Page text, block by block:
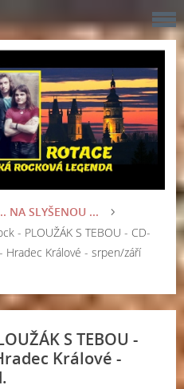
NA SLYŠENOU ...
- PLOUŽÁK S TEBOU - CD-
Hradec Králové - srpen/září
S TEBOU -
Králové -